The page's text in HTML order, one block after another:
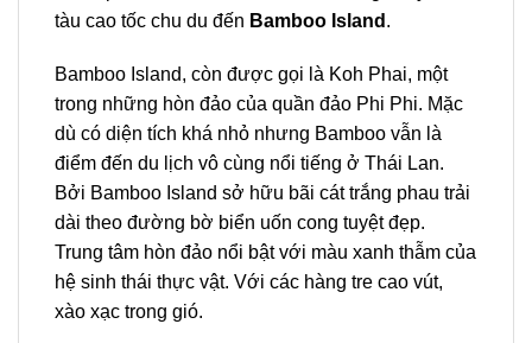
tàu cao tốc chu du đến Bamboo Island .
Bamboo Island, còn được gọi là Koh Phai, một
trong những hòn đảo của quần đảo Phi Phi. Mặc
dù có diện tích khá nhỏ nhưng Bamboo vẫn là
điểm đến du lịch vô cùng nổi tiếng ở Thái Lan.
Bởi Bamboo Island sở hữu bãi cát trắng phau trải
dài theo đường bờ biển uốn cong tuyệt đẹp.
Trung tâm hòn đảo nổi bật với màu xanh thẫm của
hệ sinh thái thực vật. Với các hàng tre cao vút,
xào xạc trong gió.